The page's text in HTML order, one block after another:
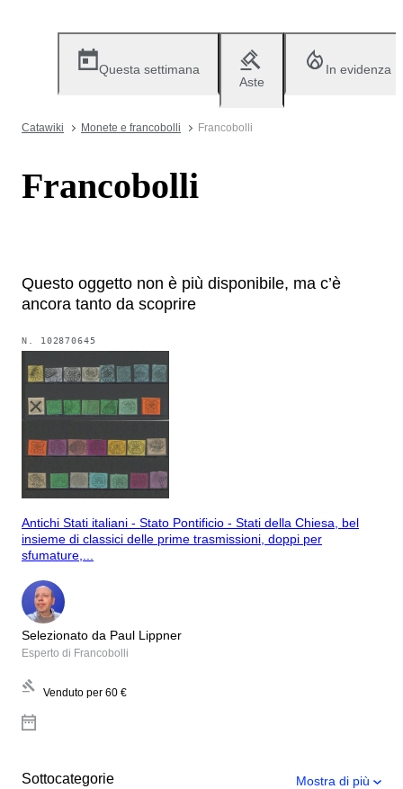
Questa settimana
Aste
In evidenza
Catawiki Monete e francobolli Francobolli
Francobolli
Questo oggetto non è più disponibile, ma c’è
ancora tanto da scoprire
N. 102870645
Antichi Stati italiani - Stato Pontificio - Stati della Chiesa, bel
insieme di classici delle prime trasmissioni, doppi per
sfumature,...
Selezionato da Paul Lippner
Esperto di Francobolli
Venduto per 60 €
Sottocategorie Mostra di più